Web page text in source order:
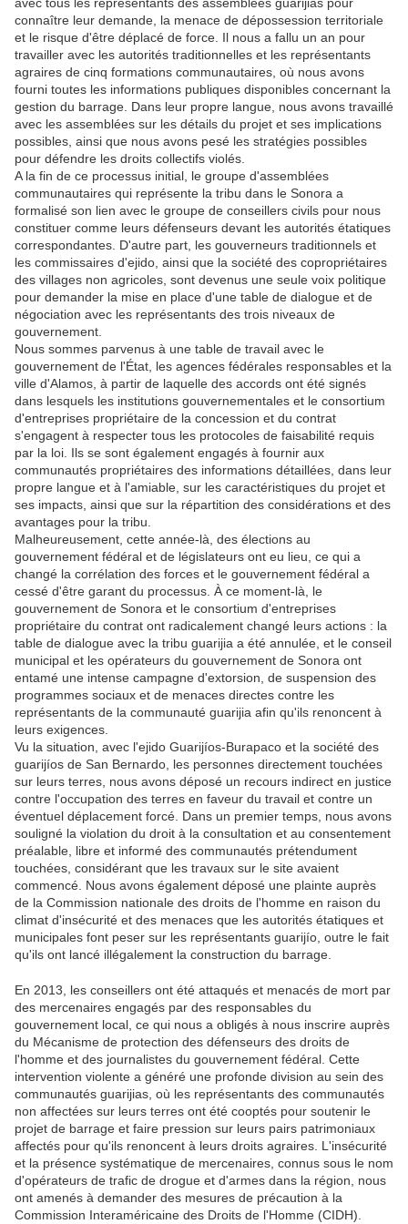
connaître leur demande, la menace de dépossession territoriale
et le risque d'être déplacé de force. Il nous a fallu un an pour
travailler avec les autorités traditionnelles et les représentants
agraires de cinq formations communautaires, où nous avons
fourni toutes les informations publiques disponibles concernant la
gestion du barrage. Dans leur propre langue, nous avons travaillé
avec les assemblées sur les détails du projet et ses implications
possibles, ainsi que nous avons pesé les stratégies possibles
pour défendre les droits collectifs violés.
A la fin de ce processus initial, le groupe d'assemblées
communautaires qui représente la tribu dans le Sonora a
formalisé son lien avec le groupe de conseillers civils pour nous
constituer comme leurs défenseurs devant les autorités étatiques
correspondantes. D'autre part, les gouverneurs traditionnels et
les commissaires d'ejido, ainsi que la société des copropriétaires
des villages non agricoles, sont devenus une seule voix politique
pour demander la mise en place d'une table de dialogue et de
négociation avec les représentants des trois niveaux de
gouvernement.
Nous sommes parvenus à une table de travail avec le
gouvernement de l'État, les agences fédérales responsables et la
ville d'Alamos, à partir de laquelle des accords ont été signés
dans lesquels les institutions gouvernementales et le consortium
d'entreprises propriétaire de la concession et du contrat
s'engagent à respecter tous les protocoles de faisabilité requis
par la loi. Ils se sont également engagés à fournir aux
communautés propriétaires des informations détaillées, dans leur
propre langue et à l'amiable, sur les caractéristiques du projet et
ses impacts, ainsi que sur la répartition des considérations et des
avantages pour la tribu.
Malheureusement, cette année-là, des élections au
gouvernement fédéral et de législateurs ont eu lieu, ce qui a
changé la corrélation des forces et le gouvernement fédéral a
cessé d'être garant du processus. À ce moment-là, le
gouvernement de Sonora et le consortium d'entreprises
propriétaire du contrat ont radicalement changé leurs actions : la
table de dialogue avec la tribu guarijia a été annulée, et le conseil
municipal et les opérateurs du gouvernement de Sonora ont
entamé une intense campagne d'extorsion, de suspension des
programmes sociaux et de menaces directes contre les
représentants de la communauté guarijia afin qu'ils renoncent à
leurs exigences.
Vu la situation, avec l'ejido Guarijíos-Burapaco et la société des
guarijíos de San Bernardo, les personnes directement touchées
sur leurs terres, nous avons déposé un recours indirect en justice
contre l'occupation des terres en faveur du travail et contre un
éventuel déplacement forcé. Dans un premier temps, nous avons
souligné la violation du droit à la consultation et au consentement
préalable, libre et informé des communautés prétendument
touchées, considérant que les travaux sur le site avaient
commencé. Nous avons également déposé une plainte auprès
de la Commission nationale des droits de l'homme en raison du
climat d'insécurité et des menaces que les autorités étatiques et
municipales font peser sur les représentants guarijío, outre le fait
qu'ils ont lancé illégalement la construction du barrage.
En 2013, les conseillers ont été attaqués et menacés de mort par
des mercenaires engagés par des responsables du
gouvernement local, ce qui nous a obligés à nous inscrire auprès
du Mécanisme de protection des défenseurs des droits de
l'homme et des journalistes du gouvernement fédéral. Cette
intervention violente a généré une profonde division au sein des
communautés guarijias, où les représentants des communautés
non affectées sur leurs terres ont été cooptés pour soutenir le
projet de barrage et faire pression sur leurs pairs patrimoniaux
affectés pour qu'ils renoncent à leurs droits agraires. L'insécurité
et la présence systématique de mercenaires, connus sous le nom
d'opérateurs de trafic de drogue et d'armes dans la région, nous
ont amenés à demander des mesures de précaution à la
Commission Interaméricaine des Droits de l'Homme (CIDH).